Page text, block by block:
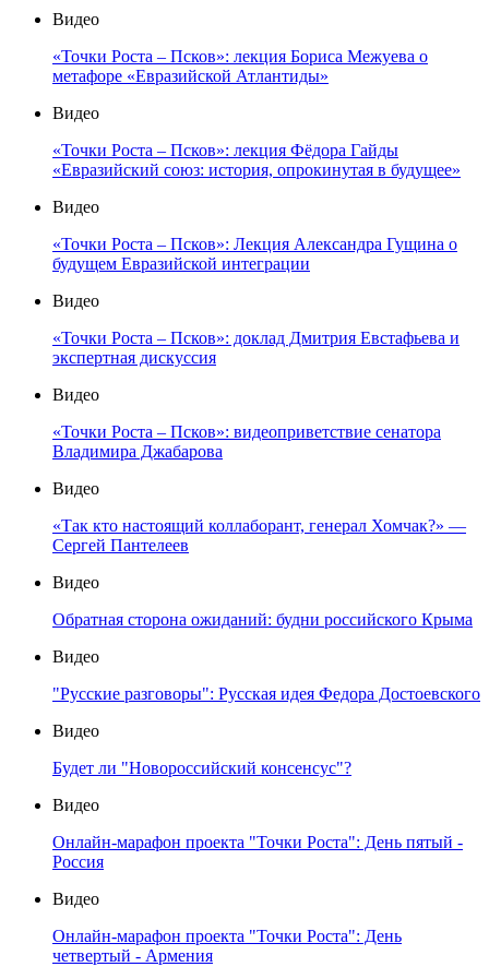
Видео
«Точки Роста – Псков»: лекция Бориса Межуева о
метафоре «Евразийской Атлантиды»
Видео
«Точки Роста – Псков»: лекция Фёдора Гайды
«Евразийский союз: история, опрокинутая в будущее»
Видео
«Точки Роста – Псков»: Лекция Александра Гущина о
будущем Евразийской интеграции
Видео
«Точки Роста – Псков»: доклад Дмитрия Евстафьева и
экспертная дискуссия
Видео
«Точки Роста – Псков»: видеоприветствие сенатора
Владимира Джабарова
Видео
«Так кто настоящий коллаборант, генерал Хомчак?» —
Сергей Пантелеев
Видео
Обратная сторона ожиданий: будни российского Крыма
Видео
"Русские разговоры": Русская идея Федора Достоевского
Видео
Будет ли "Новороссийский консенсус"?
Видео
Онлайн-марафон проекта "Точки Роста": День пятый -
Россия
Видео
Онлайн-марафон проекта "Точки Роста": День
четвертый - Армения